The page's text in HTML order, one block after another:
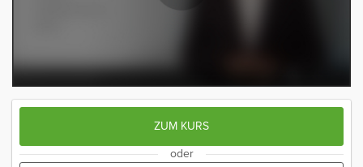
ZUM KURS
oder